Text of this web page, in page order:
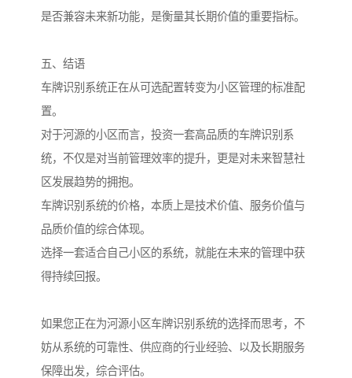
是否兼容未来新功能，是衡量其长期价值的重要指标。
五、结语
车牌识别系统正在从可选配置转变为小区管理的标准配
置。
对于河源的小区而言，投资一套高品质的车牌识别系
统，不仅是对当前管理效率的提升，更是对未来智慧社
区发展趋势的拥抱。
车牌识别系统的价格，本质上是技术价值、服务价值与
品质价值的综合体现。
选择一套适合自己小区的系统，就能在未来的管理中获
得持续回报。
如果您正在为河源小区车牌识别系统的选择而思考，不
妨从系统的可靠性、供应商的行业经验、以及长期服务
保障出发，综合评估。